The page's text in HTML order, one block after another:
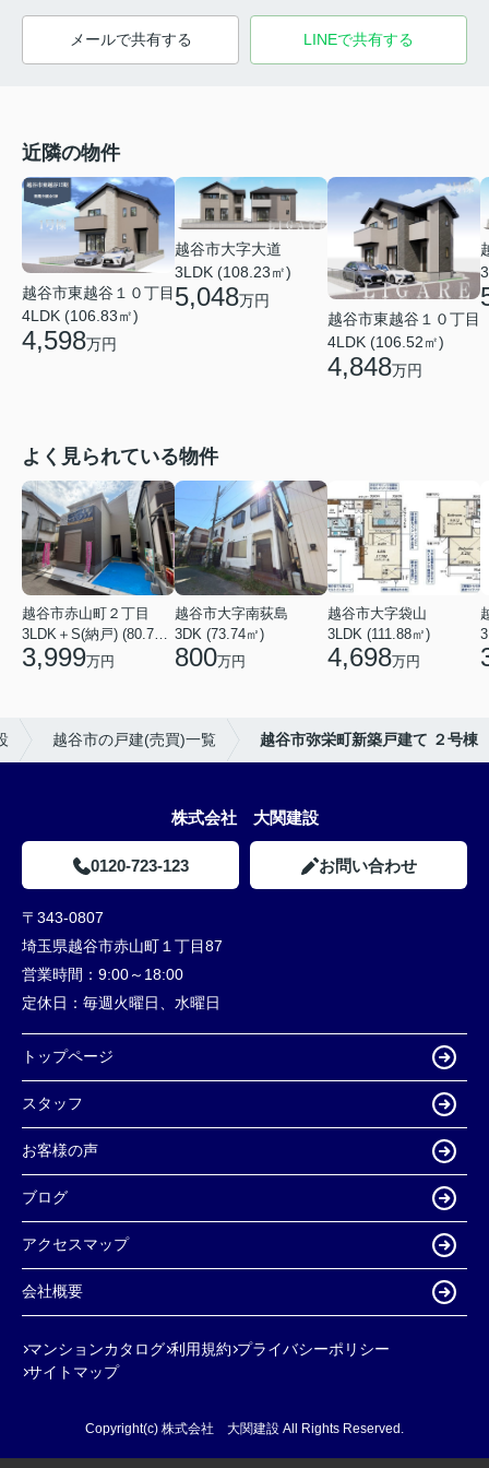
メールで共有する LINEで共有する
近隣の物件
越谷市東越谷１０丁目
4LDK (106.83㎡)
4,598万円
越谷市大字大道
3LDK (108.23㎡)
5,048万円
越谷市東越谷１０丁目
4LDK (106.52㎡)
4,848万円
よく見られている物件
越谷市赤山町２丁目
3,999万円
越谷市大字南荻島
3DK (73.74㎡)
800万円
越谷市大字袋山
3LDK (111.88㎡)
4,698万円
越谷市の戸建(売買)一覧 越谷市弥栄町新築戸建て ２号棟
株式会社 大関建設
0120-723-123 お問い合わせ
〒343-0807
埼玉県越谷市赤山町１丁目87
営業時間： 9:00～18:00
定休日： 毎週火曜日、水曜日
トップページ
スタッフ
お客様の声
ブログ
アクセスマップ
会社概要
マンションカタログ 利用規約 プライバシーポリシー
サイトマップ
Copyright(c) 株式会社 大関建設 All Rights Reserved.